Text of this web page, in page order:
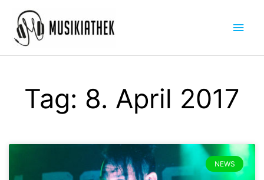
Inhalt
springen
Tag: 8. April 2017
NEWS